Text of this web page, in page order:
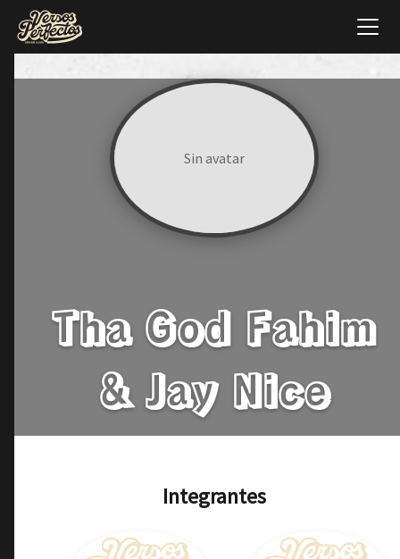
Sin avatar
Tha God Fahim
& Jay Nice
Integrantes